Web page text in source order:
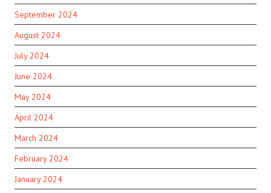
September 2024
August 2024
July 2024
June 2024
May 2024
April 2024
March 2024
February 2024
January 2024